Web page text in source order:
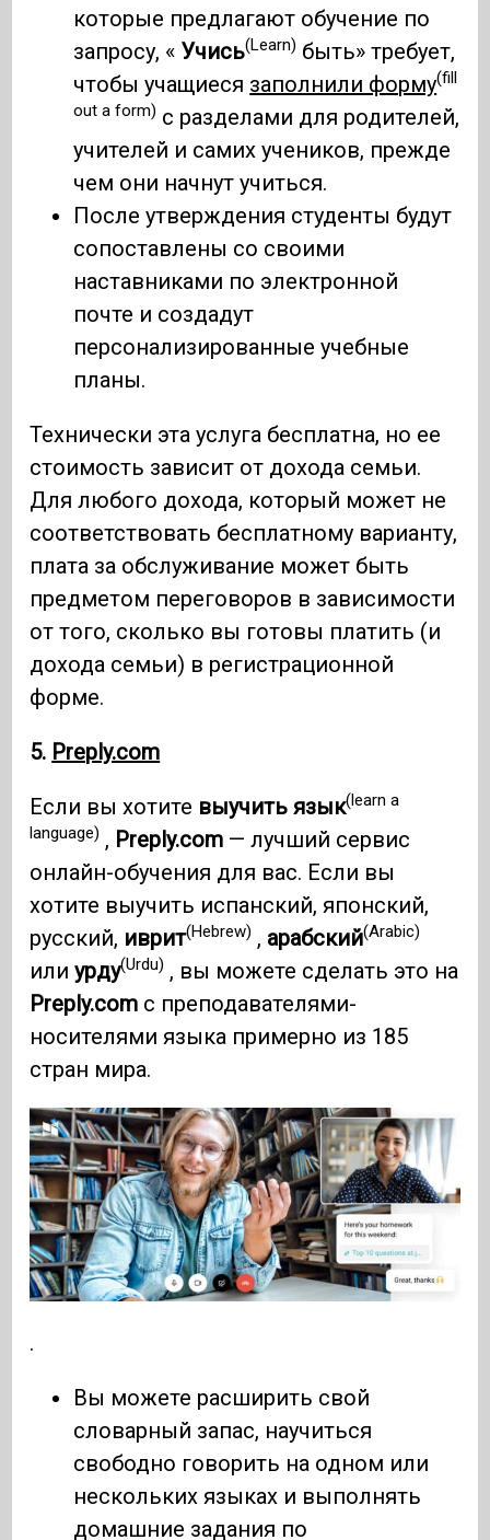
которые предлагают обучение по
запросу, « Учись(Learn) быть» требует,
чтобы учащиеся заполнили форму(fill
out a form) с разделами для родителей,
учителей и самих учеников, прежде
чем они начнут учиться.
После утверждения студенты будут
сопоставлены со своими
наставниками по электронной
почте и создадут
персонализированные учебные
планы.
Технически эта услуга бесплатна, но ее
стоимость зависит от дохода семьи.
Для любого дохода, который может не
соответствовать бесплатному варианту,
плата за обслуживание может быть
предметом переговоров в зависимости
от того, сколько вы готовы платить (и
дохода семьи) в регистрационной
форме.
5. Preply.com
Если вы хотите выучить язык(learn a
language) , Preply.com — лучший сервис
онлайн-обучения для вас. Если вы
хотите выучить испанский, японский,
русский, иврит(Hebrew) , арабский(Arabic)
илиурду(Urdu) , вы можете сделать это на
Preply.com с преподавателями-
носителями языка примерно из 185
стран мира.
.
Вы можете расширить свой
словарный запас, научиться
свободно говорить на одном или
нескольких языках и выполнять
домашние задания по